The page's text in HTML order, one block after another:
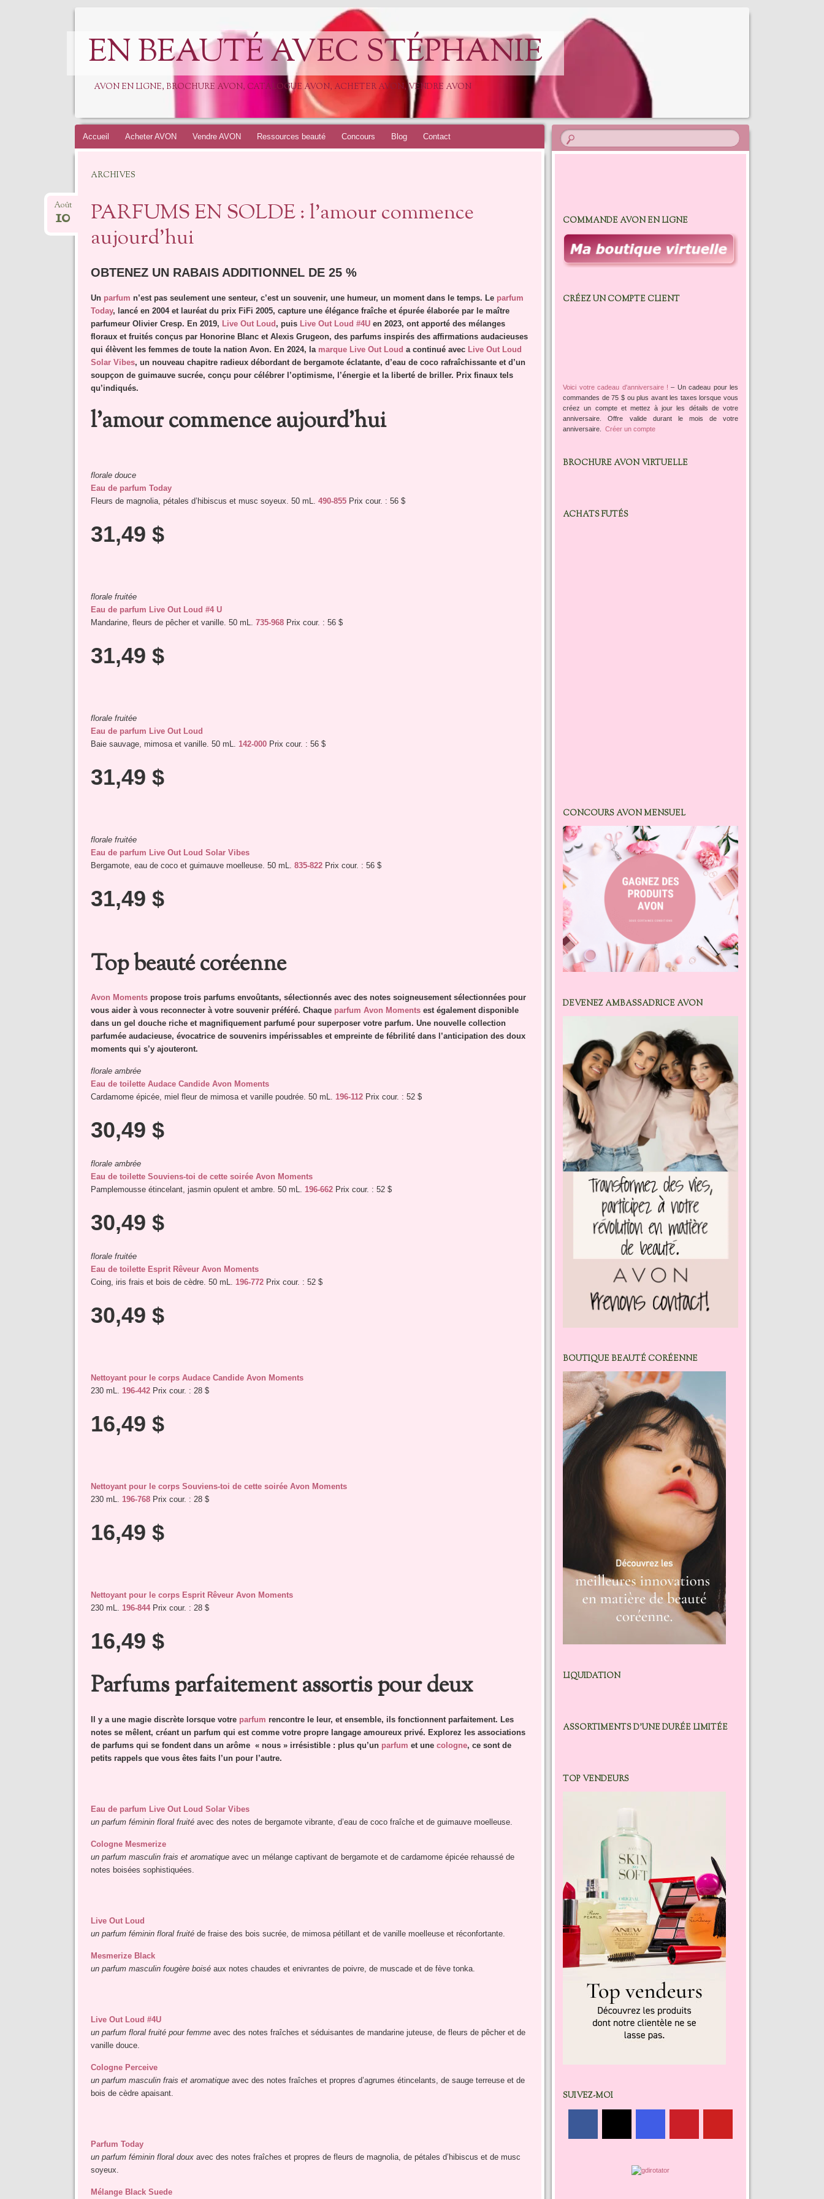
EN BEAUTÉ AVEC STÉPHANIE
AVON EN LIGNE, BROCHURE AVON, CATALOGUE AVON, ACHETER AVON, VENDRE AVON
Accueil Acheter AVON Vendre AVON Ressources beauté Concours Blog Contact
ARCHIVES
PARFUMS EN SOLDE : l’amour commence
aujourd’hui
Août
10
OBTENEZ UN RABAIS ADDITIONNEL DE 25 %
Un parfum n’est pas seulement une senteur, c’est un souvenir, une humeur, un moment dans le temps. Le parfum
Today, lancé en 2004 et lauréat du prix FiFi 2005, capture une élégance fraîche et épurée élaborée par le maître
parfumeur Olivier Cresp. En 2019, Live Out Loud, puis Live Out Loud #4Uen 2023, ont apporté des mélanges
floraux et fruités conçus par Honorine Blanc et Alexis Grugeon, des parfums inspirés des affirmations audacieuses
qui élèvent les femmes de toute la nation Avon. En 2024, la marque Live Out Loud a continué avec Live Out Loud
Solar Vibes, un nouveau chapitre radieux débordant de bergamote éclatante, d’eau de coco rafraîchissante et d’un
soupçon de guimauve sucrée, conçu pour célébrer l’optimisme, l’énergie et la liberté de briller. Prix finaux tels
qu’indiqués.
l’amour commence aujourd’hui
florale douce
Eau de parfum Today
Fleurs de magnolia, pétales d’hibiscus et musc soyeux. 50 mL. 490-855Prix cour. : 56 $
31,49 $
florale fruitée
Eau de parfum Live Out Loud #4 U
Mandarine, fleurs de pêcher et vanille. 50 mL. 735-968Prix cour. : 56 $
31,49 $
florale fruitée
Eau de parfum Live Out Loud
Baie sauvage, mimosa et vanille. 50 mL. 142-000Prix cour. : 56 $
31,49 $
florale fruitée
Eau de parfum Live Out Loud Solar Vibes
Bergamote, eau de coco et guimauve moelleuse. 50 mL. 835-822Prix cour. : 56 $
31,49 $
Top beauté coréenne
Avon Momentspropose trois parfums envoûtants, sélectionnés avec des notes soigneusement sélectionnées pour
vous aider à vous reconnecter à votre souvenir préféré. Chaque parfum Avon Momentsest également disponible
dans un gel douche riche et magnifiquement parfumé pour superposer votre parfum. Une nouvelle collection
parfumée audacieuse, évocatrice de souvenirs impérissables et empreinte de fébrilité dans l’anticipation des doux
moments qui s’y ajouteront.
florale ambrée
Eau de toilette Audace Candide Avon Moments
Cardamome épicée, miel fleur de mimosa et vanille poudrée. 50 mL. 196-112Prix cour. : 52 $
30,49 $
florale ambrée
Eau de toilette Souviens-toi de cette soirée Avon Moments
Pamplemousse étincelant, jasmin opulent et ambre. 50 mL. 196-662 Prix cour. : 52 $
30,49 $
florale fruitée
Eau de toilette Esprit Rêveur Avon Moments
Coing, iris frais et bois de cèdre. 50 mL. 196-772 Prix cour. : 52 $
30,49 $
Nettoyant pour le corps Audace Candide Avon Moments
230 mL. 196-442Prix cour. : 28 $
16,49 $
Nettoyant pour le corps Souviens-toi de cette soirée Avon Moments
230 mL. 196-768Prix cour. : 28 $
16,49 $
Nettoyant pour le corps Esprit Rêveur Avon Moments
230 mL. 196-844Prix cour. : 28 $
16,49 $
Parfums parfaitement assortis pour deux
Il y a une magie discrète lorsque votre parfum rencontre le leur, et ensemble, ils fonctionnent parfaitement. Les
notes se mêlent, créant un parfum qui est comme votre propre langage amoureux privé. Explorez les associations
de parfums qui se fondent dans un arôme « nous » irrésistible : plus qu’un parfum et une cologne, ce sont de
petits rappels que vous êtes faits l’un pour l’autre.
Eau de parfum Live Out Loud Solar Vibes
un parfum féminin floral fruitéavec des notes de bergamote vibrante, d’eau de coco fraîche et de guimauve moelleuse.
Cologne Mesmerize
un parfum masculin frais et aromatiqueavec un mélange captivant de bergamote et de cardamome épicée rehaussé de
notes boisées sophistiquées.
Live Out Loud
un parfum féminin floral fruitéde fraise des bois sucrée, de mimosa pétillant et de vanille moelleuse et réconfortante.
Mesmerize Black
un parfum masculin fougère boiséaux notes chaudes et enivrantes de poivre, de muscade et de fève tonka.
Live Out Loud #4U
un parfum floral fruité pour femmeavec des notes fraîches et séduisantes de mandarine juteuse, de fleurs de pêcher et de
vanille douce.
Cologne Perceive
un parfum masculin frais et aromatiqueavec des notes fraîches et propres d’agrumes étincelants, de sauge terreuse et de
bois de cèdre apaisant.
Parfum Today
un parfum féminin floral douxavec des notes fraîches et propres de fleurs de magnolia, de pétales d’hibiscus et de musc
soyeux.
Mélange Black Suede
COMMANDE AVON EN LIGNE
CRÉEZ UN COMPTE CLIENT
Voici votre cadeau d'anniversaire ! – Un cadeau pour les
commandes de 75 $ ou plus avant les taxes lorsque vous
créez un compte et mettez à jour les détails de votre
anniversaire. Offre valide durant le mois de votre
anniversaire.Créer un compte
BROCHURE AVON VIRTUELLE
ACHATS FUTÉS
CONCOURS AVON MENSUEL
DEVENEZ AMBASSADRICE AVON
BOUTIQUE BEAUTÉ CORÉENNE
LIQUIDATION
ASSORTIMENTS D’UNE DURÉE LIMITÉE
TOP VENDEURS
SUIVEZ-MOI